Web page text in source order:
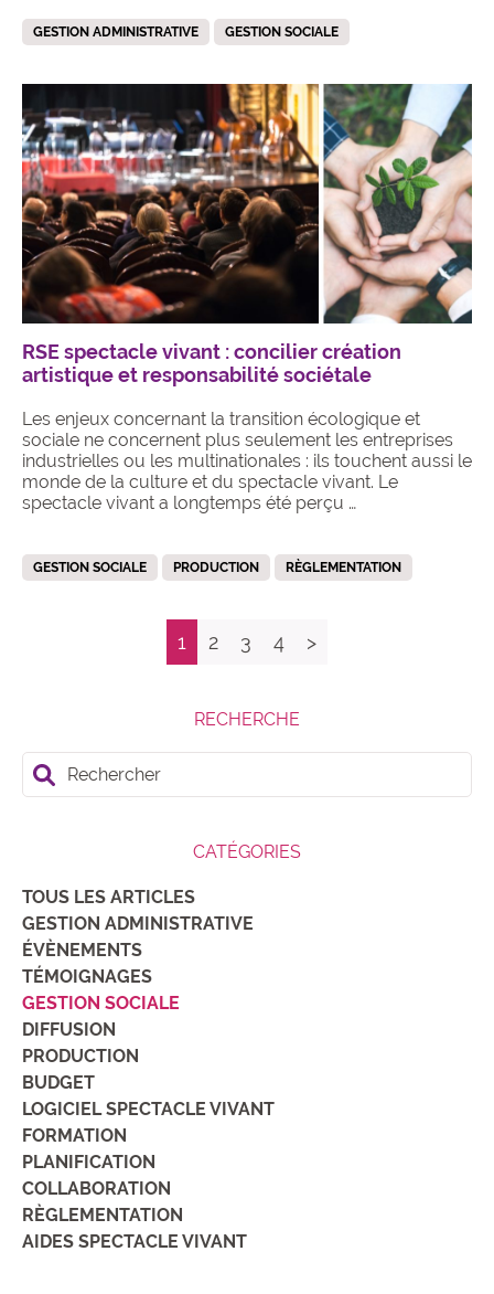
RECHERCHE
Rechercher
CATÉGORIES
TOUS LES ARTICLES
GESTION ADMINISTRATIVE
ÉVÈNEMENTS
TÉMOIGNAGES
GESTION SOCIALE
DIFFUSION
PRODUCTION
BUDGET
LOGICIEL SPECTACLE VIVANT
FORMATION
PLANIFICATION
COLLABORATION
RÈGLEMENTATION
AIDES SPECTACLE VIVANT
GESTION ADMINISTRATIVE GESTION SOCIALE
RSE spectacle vivant : concilier création
artistique et responsabilité sociétale
Les enjeux concernant la transition écologique et
sociale ne concernent plus seulement les entreprises
industrielles ou les multinationales : ils touchent aussi le
monde de la culture et du spectacle vivant. Le
spectacle vivant a longtemps été perçu …
GESTION SOCIALE PRODUCTION RÈGLEMENTATION
1 2 3 4 >